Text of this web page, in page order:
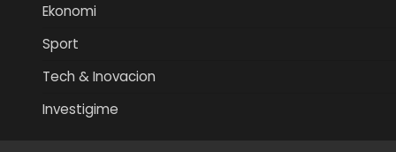
Ekonomi
Sport
Tech & Inovacion
Investigime